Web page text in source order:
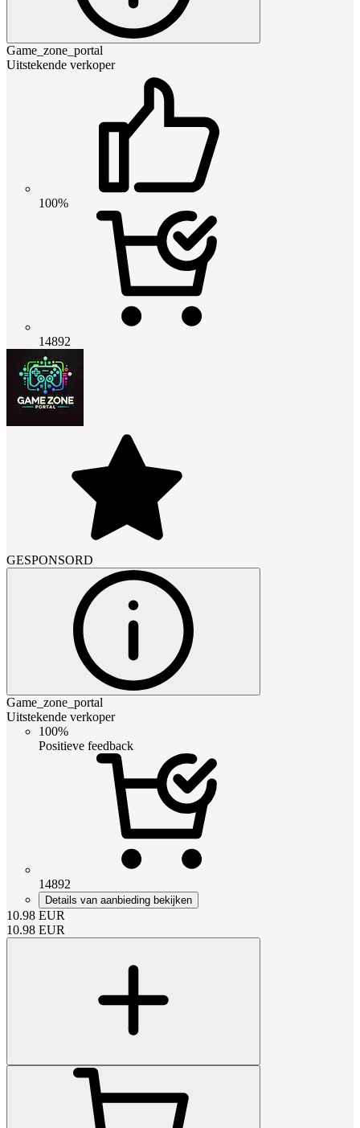
Game_zone_portal
Uitstekende verkoper
100%
14892
GESPONSORD
Game_zone_portal
Uitstekende verkoper
100%
Positieve feedback
14892
Details van aanbieding bekijken
10.98 EUR
10.98 EUR